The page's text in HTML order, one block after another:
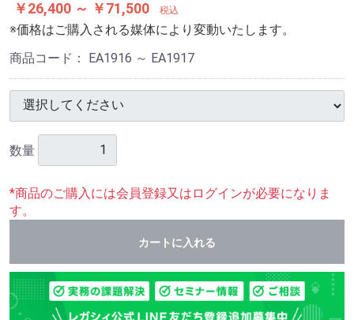
￥26,400 ～ ￥71,500 税込
※価格はご購入される媒体により変動いたします。
商品コード： EA1916 ～ EA1917
数量
*商品のご購入には会員登録又はログインが必要になりま
す。
カートに入れる